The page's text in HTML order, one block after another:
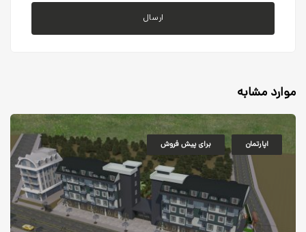
ارسال
موارد مشابه
برای پیش فروش اپارتمان